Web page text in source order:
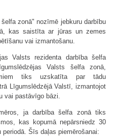
zonā" nozīmē jebkuru darbību
kas saistīta ar jūras un zemes
vai izmantošanu.
Valsts rezidenta darbība šelfa
Valsts šelfa zonā,
tiks uzskatīta par tādu
Līgumslēdzējā Valstī, izmantojot
vai pastāvīgo bāzi.
ja darbība šelfa zonā tiks
kas kopumā nepārsniedz 30
Šīs daļas piemērošanai: